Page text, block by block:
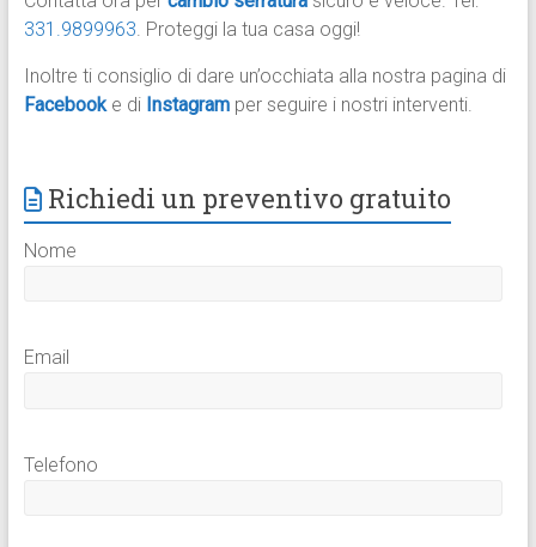
331.9899963. Proteggi la tua casa oggi!
Inoltre ti consiglio di dare un’occhiata alla nostra pagina di
Facebook e di Instagram per seguire i nostri interventi.
Richiedi un preventivo gratuito
Nome
Email
Telefono